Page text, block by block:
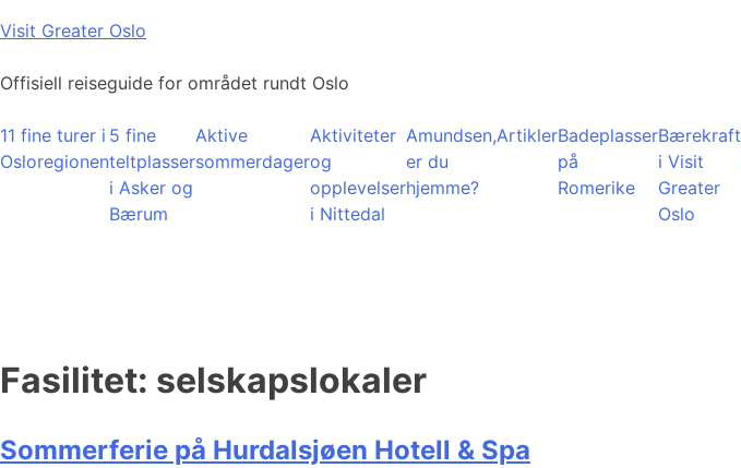
Skip
content
Visit Greater Oslo
Offisiell reiseguide for området rundt Oslo
11 fine turer i
Osloregionen
5 fine
teltplasser
i Asker og
Bærum
Aktive
sommerdager
Aktiviteter
og
opplevelser
i Nittedal
Amundsen,
er du
hjemme?
ArtiklerBadeplasser
på
Romerike
Bærekraft
i Visit
Greater
Oslo
Fasilitet: selskapslokaler
Sommerferie på Hurdalsjøen Hotell & Spa